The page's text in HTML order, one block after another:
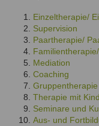
Einzeltherapie/
Supervision
Paartherapie/
Mediation
Coaching
Gruppentherapie
Therapie mit
Seminare und
Aus- und